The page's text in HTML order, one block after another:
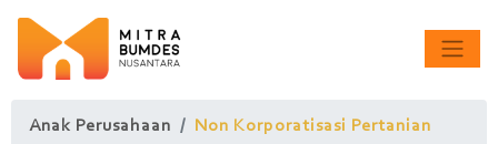
Anak Perusahaan Non Korporatisasi Pertanian